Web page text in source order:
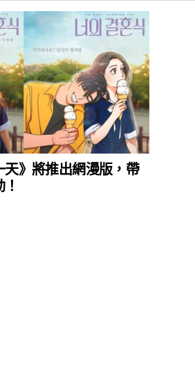
天》將推出網漫版，帶